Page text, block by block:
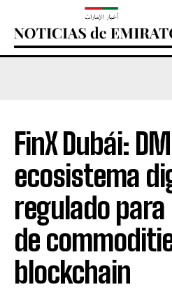
FinX Dubái:
ecosistema
regulado
de
blockchain